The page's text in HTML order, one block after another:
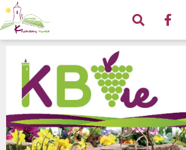
Panneau de gestion des cookies